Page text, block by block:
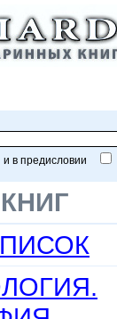
и в предисловии